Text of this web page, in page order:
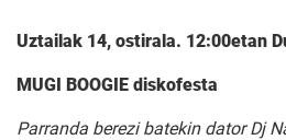
Uztailak 14, ostirala. 12:00etan
MUGI BOOGIE diskofesta
Parranda berezi batekin dator Dj